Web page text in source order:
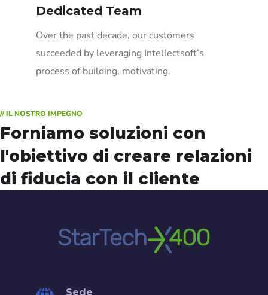
Dedicated Team
Over the past decade, our customers
succeeded by leveraging Intellectsoft’s
process of building, motivating.
// IL NOSTRO IMPEGNO
Forniamo soluzioni con
l'obiettivo di creare relazioni
di fiducia con il cliente
Sede